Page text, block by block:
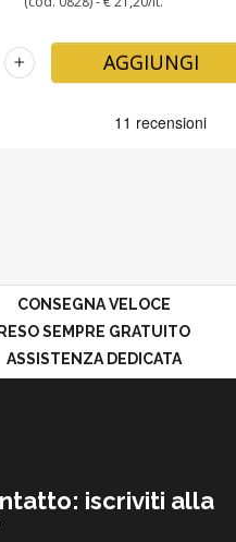
+ AGGIUNGI
CONSEGNA VELOCE
RESO SEMPRE GRATUITO
ASSISTENZA DEDICATA
iscriviti alla